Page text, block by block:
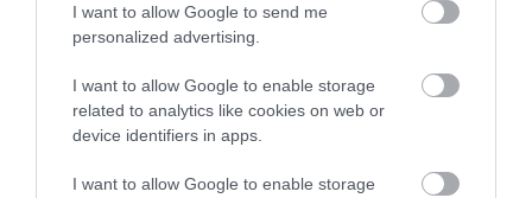
I want to allow Google to send me
personalized advertising.
I want to allow Google to enable storage
related to analytics like cookies on web or
device identifiers in apps.
I want to allow Google to enable storage